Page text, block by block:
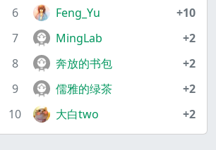
6
Feng_Yu
+10
7
MingLab
+2
8
奔放的书包
+2
9
儒雅的绿茶
+2
10
大白two +2